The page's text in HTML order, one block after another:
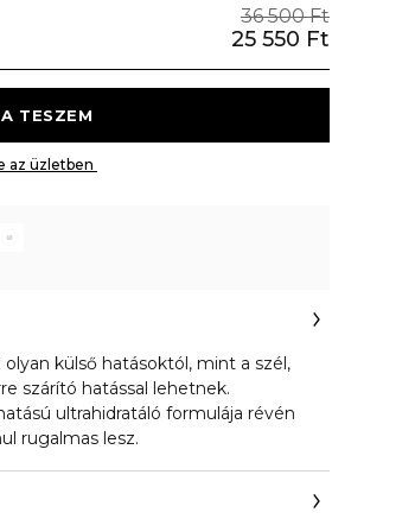
36 500 Ft
25 550 Ft
külső hatásoktól, mint a szél,
szárító hatással lehetnek.
ultrahidratáló formulája révén
rugalmas lesz.